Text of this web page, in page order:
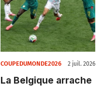
COUPEDUMONDE2026 2 juil. 2026
La Belgique arrache